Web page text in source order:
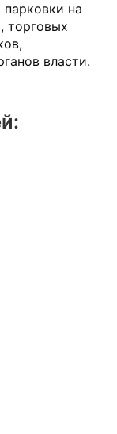
парковки на
торговых
власти.